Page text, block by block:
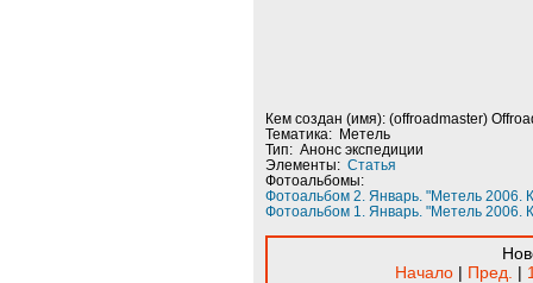
Кем создан (имя): (offroadmaster)
Тематика: Метель
Тип: Анонс экспедиции
Элементы:Статья
Фотоальбомы:
Фотоальбом 2. Январь. "Метель 2006.
Фотоальбом 1. Январь. "Метель 2006.
Начало| Пред. |